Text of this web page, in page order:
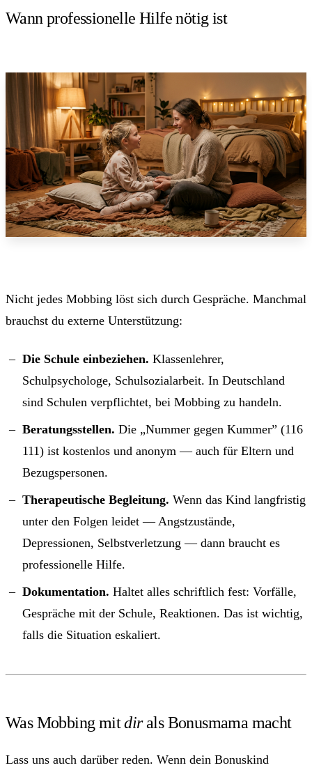
Wann professionelle Hilfe nötig ist
Nicht jedes Mobbing löst sich durch Gespräche. Manchmal
brauchst du externe Unterstützung:
Die Schule einbeziehen. Klassenlehrer,
Schulpsychologe, Schulsozialarbeit. In Deutschland
sind Schulen verpflichtet, bei Mobbing zu handeln.
Beratungsstellen. Die „Nummer gegen Kummer” (116
111) ist kostenlos und anonym — auch für Eltern und
Bezugspersonen.
Therapeutische Begleitung. Wenn das Kind langfristig
unter den Folgen leidet — Angstzustände,
Depressionen, Selbstverletzung — dann braucht es
professionelle Hilfe.
Dokumentation. Haltet alles schriftlich fest: Vorfälle,
Gespräche mit der Schule, Reaktionen. Das ist wichtig,
falls die Situation eskaliert.
Was Mobbing mitdirals Bonusmama macht
Lass uns auch darüber reden. Wenn dein Bonuskind